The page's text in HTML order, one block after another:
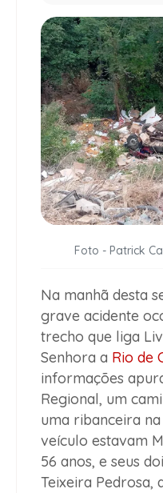
Foto - Patrick
Na manhã desta
grave acidente
trecho que liga
Senhora a Rio de
informações
Regional, um
uma ribanceira
veículo estavam
56 anos, e seus
Teixeira Pedrosa,